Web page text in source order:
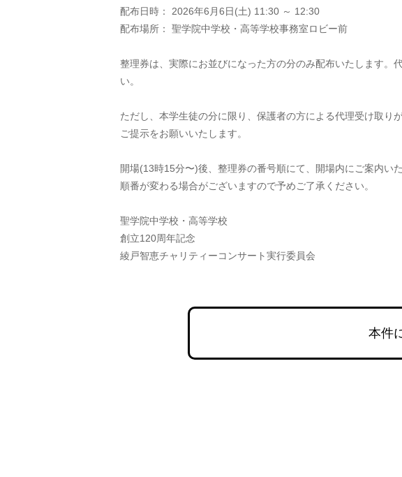
配布日時： 2026年6月6日(土) 11:30 ～ 12:30
配布場所： 聖学院中学校・高等学校事務室ロビー前
整理券は、実際にお並びになった方の分のみ配布いたします。
い。
ただし、本学生徒の分に限り、保護者の方による代理受け取
ご提示をお願いいたします。
開場(13時15分〜)後、整理券の番号順にて、開場内にご案内
順番が変わる場合がございますので予めご了承ください。
聖学院中学校・高等学校
創立120周年記念
綾戸智恵チャリティーコンサート実行委員会
本件